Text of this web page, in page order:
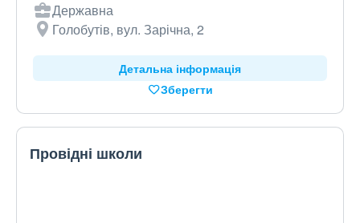
Державна
Голобутів, вул. Зарічна, 2
Детальна інформація
Зберегти
Провідні школи